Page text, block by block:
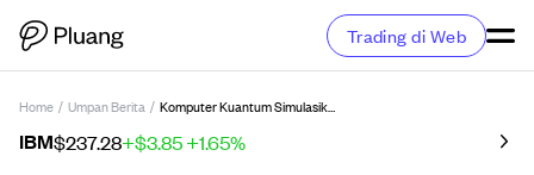
Trading di Web
Home / Umpan Berita / Komputer Kuantum Simulasikan Kompleks Protein Biologis Terbesar, Dorong Potensi Penemuan Obat.
IBM$237.28+$3.85+1.65%